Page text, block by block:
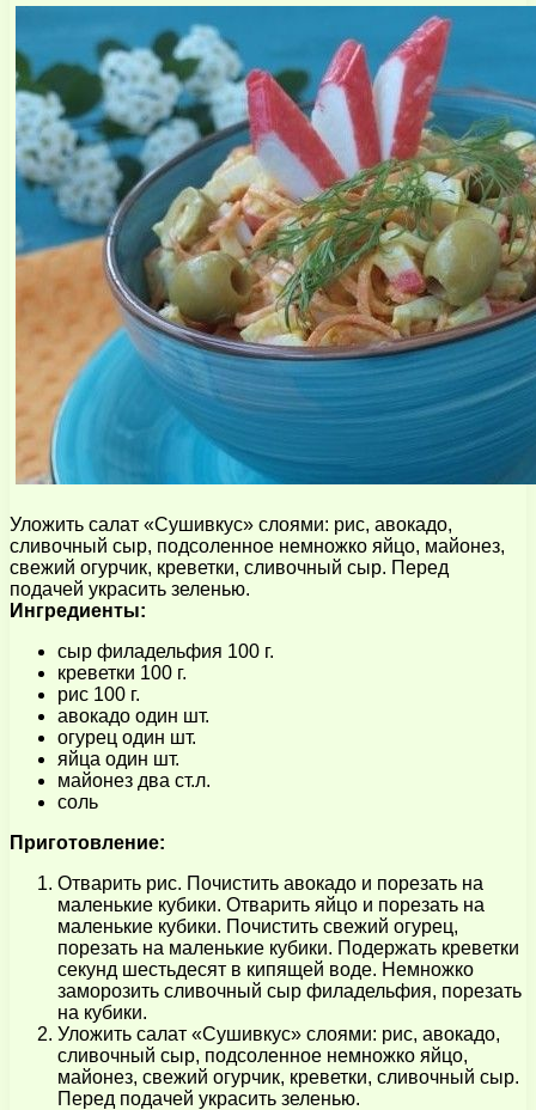
Уложить салат «Сушивкус» слоями: рис, авокадо,
сливочный сыр, подсоленное немножко яйцо, майонез,
свежий огурчик, креветки, сливочный сыр. Перед
подачей украсить зеленью.
Ингредиенты:
сыр филадельфия 100 г.
креветки 100 г.
рис 100 г.
авокадо один шт.
огурец один шт.
яйца один шт.
майонез два ст.л.
соль
Приготовление:
Отварить рис. Почистить авокадо и порезать на
маленькие кубики. Отварить яйцо и порезать на
маленькие кубики. Почистить свежий огурец,
порезать на маленькие кубики. Подержать креветки
секунд шестьдесят в кипящей воде. Немножко
заморозить сливочный сыр филадельфия, порезать
на кубики.
Уложить салат «Сушивкус» слоями: рис, авокадо,
сливочный сыр, подсоленное немножко яйцо,
майонез, свежий огурчик, креветки, сливочный сыр.
Перед подачей украсить зеленью.